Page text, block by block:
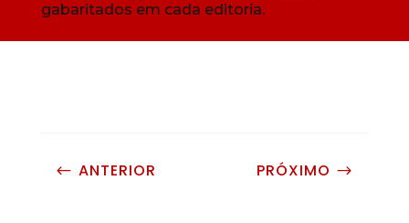
gabaritados em cada editoria.
# ANTERIOR PRÓXIMO $